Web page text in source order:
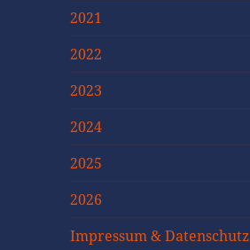
2021
2022
2023
2024
2025
2026
Impressum & Datenschutz